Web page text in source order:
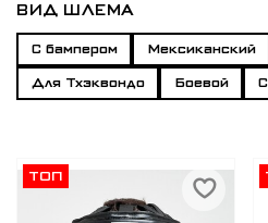
ВИД ШЛЕМА
С бампером Мексиканский
Для Тхэквондо
Боевой
ТОП